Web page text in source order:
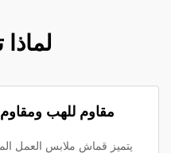
لماذا
مقاوم للهب ومقاوم
يتميز قماش ملابس العمل